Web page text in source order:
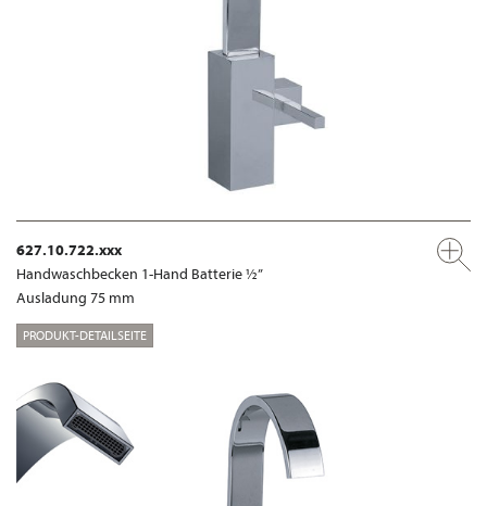
627.10.722.xxx
Handwaschbecken 1-Hand Batterie ½”
Ausladung 75 mm
PRODUKT-DETAILSEITE